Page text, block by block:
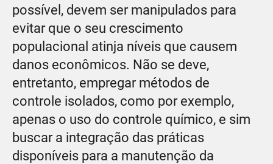
possível, devem ser manipulados para
evitar que o seu crescimento
populacional atinja níveis que causem
danos econômicos. Não se deve,
entretanto, empregar métodos de
controle isolados, como por exemplo,
apenas o uso do controle químico, e sim
buscar a integração das práticas
disponíveis para a manutenção da